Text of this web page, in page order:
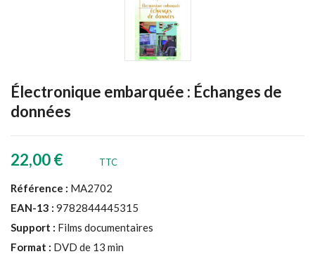
Électronique embarquée : Échanges de
données
22,00 € TTC
Référence : MA2702
EAN-13 : 9782844445315
Support : Films documentaires
Format : DVD de 13 min